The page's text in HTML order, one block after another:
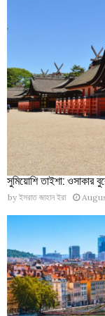
সুমিয়োশি তাইশা: ওসাকার
by ইসরাত জাহান ইরা